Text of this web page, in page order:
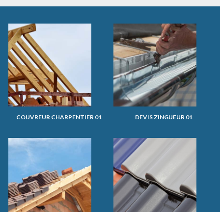
COUVREUR CHARPENTIER 01 DEVIS ZINGUEUR 01